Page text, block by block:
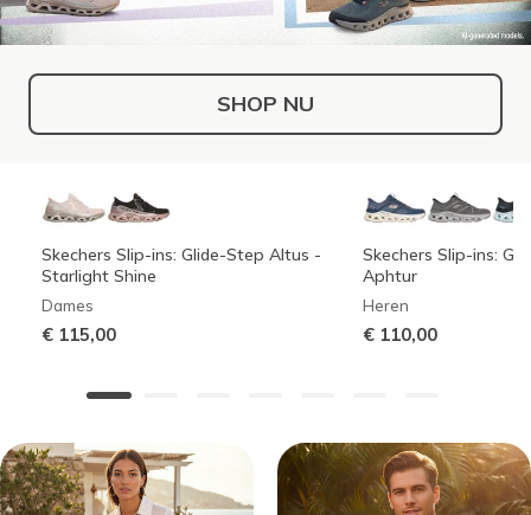
SHOP NU
Skechers Slip-ins: Glide-Step Altus -
Starlight Shine
Dames
€ 115,00
Skechers Slip-ins:
Aphtur
Heren
€ 110,00